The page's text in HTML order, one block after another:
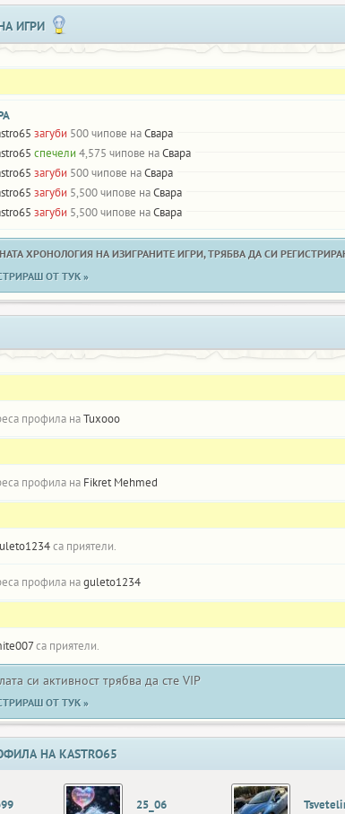
ИГРИ
загуби 500 чипове наСвара
спечели 4,575 чипове наСвара
загуби 500 чипове наСвара
загуби 5,500 чипове наСвара
загуби 5,500 чипове наСвара
ХРОНОЛОГИЯ НА ИЗИГРАНИТЕ ИГРИ, ТРЯБВА ДА СИ
ОТ ТУК »
профила наTuxooo
профила на Fikret Mehmed
са приятели.
профила наguleto1234
са приятели.
си активност трябва да сте VIP
ОТ ТУК »
НА KASTRO65
25_06